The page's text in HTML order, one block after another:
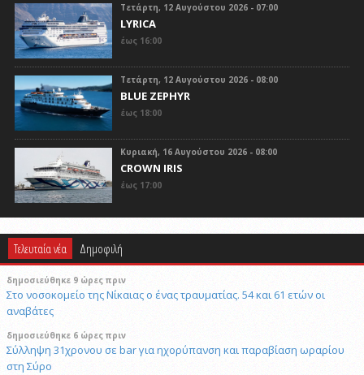
Τετάρτη, 12 Αυγούστου 2026 - 07:00
LYRICA
έως 16:00
Τετάρτη, 12 Αυγούστου 2026 - 08:00
BLUE ZEPHYR
έως 18:00
Κυριακή, 16 Αυγούστου 2026 - 08:00
CROWN IRIS
έως 17:00
Τελευταία νέα Δημοφιλή
δημοσιεύθηκε 9 ώρες πριν
Στο νοσοκομείο της Νίκαιας ο ένας τραυματίας. 54 και 61 ετών οι
αναβάτες
δημοσιεύθηκε 6 ώρες πριν
Σύλληψη 31χρονου σε bar για ηχορύπανση και παραβίαση ωραρίου
στη Σύρο